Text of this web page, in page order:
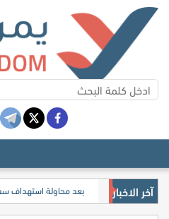
آخر الاخبار بعد محاولة استهداف